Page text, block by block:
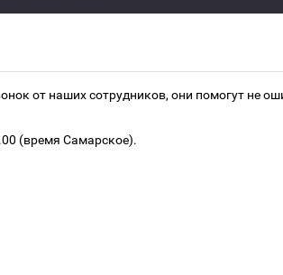
от наших сотрудников, они помогут не
(время Самарское).